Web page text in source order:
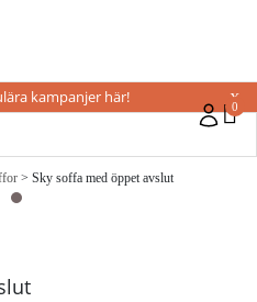
0
kampanjer här! X
> Sky soffa med öppet avslut